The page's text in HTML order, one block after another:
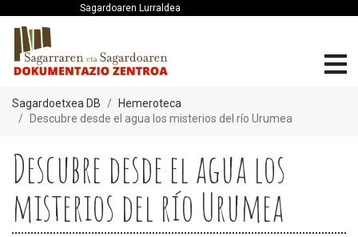
Sagardoaren Lurraldea
Sagardoetxea DB
Hemeroteca
Descubre desde el agua los misterios del río Urumea
Descubre desde el agua los
misterios del río Urumea